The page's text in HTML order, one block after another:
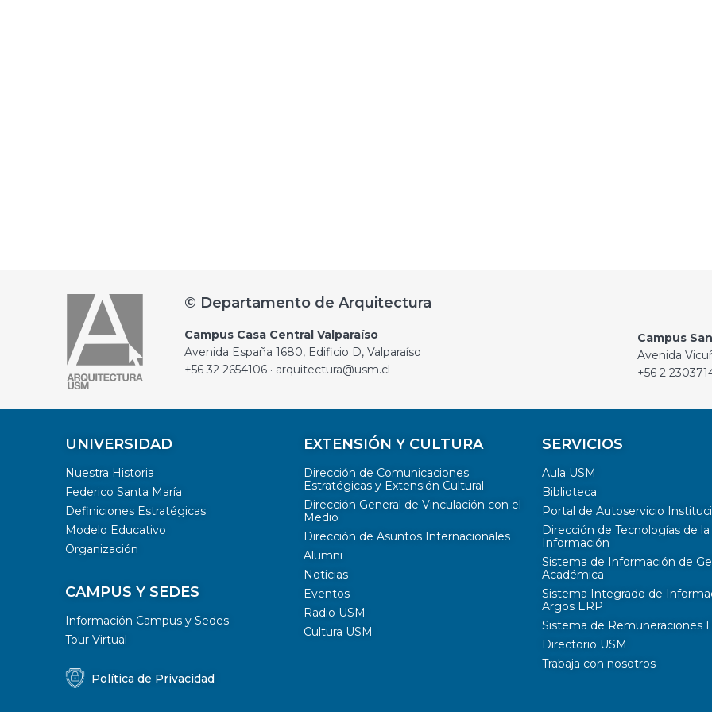
© Departamento de Arquitectura
Campus Casa Central Valparaíso
Avenida España 1680, Edificio D, Valparaíso
+56 32 2654106 · arquitectura@usm.cl
Campus
Avenida
+56 2
UNIVERSIDAD
Nuestra Historia
Federico Santa María
Definiciones Estratégicas
Modelo Educativo
Organización
CAMPUS Y SEDES
Información Campus y Sedes
Tour Virtual
Política de Privacidad
EXTENSIÓN Y CULTURA
Dirección de Comunicaciones
Estratégicas y Extensión Cultural
Dirección General de Vinculación con el
Medio
Dirección de Asuntos Internacionales
Alumni
Noticias
Eventos
Radio USM
Cultura USM
SERVICIOS
Aula USM
Biblioteca
Portal de Autoservicio
Dirección de Tecnologías de la
Información
Sistema de Información de
Académica
Sistema Integrado de
Argos ERP
Sistema de Remuneraciones
Directorio USM
Trabaja con nosotros